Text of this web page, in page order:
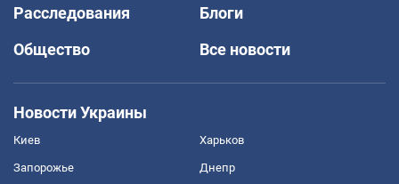
Расследования
Блоги
Общество
Все новости
Новости Украины
Киев Харьков
Запорожье Днепр